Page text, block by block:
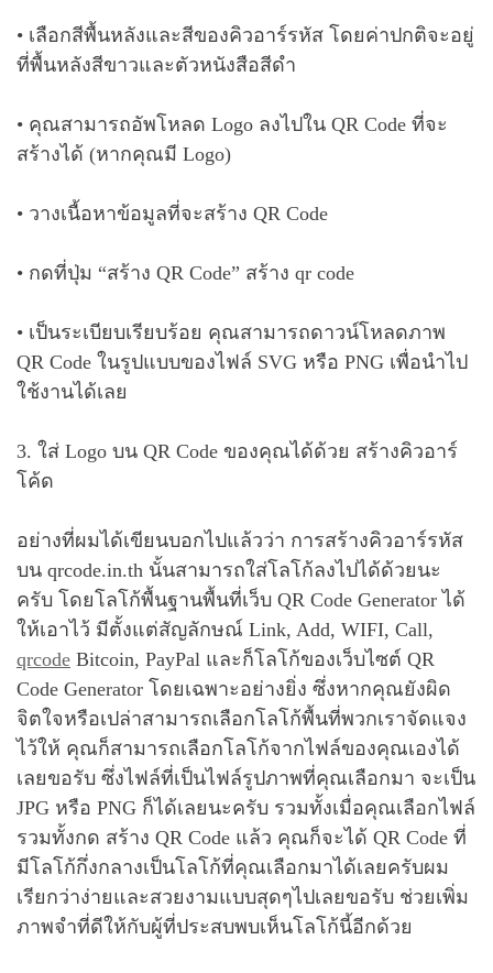
• เลือกสีพื้นหลังและสีของคิวอาร์รหัส โดยค่าปกติจะอยู่
ที่พื้นหลังสีขาวและตัวหนังสือสีดำ
• คุณสามารถอัพโหลด Logo ลงไปใน QR Code ที่จะ
สร้างได้ (หากคุณมี Logo)
• วางเนื้อหาข้อมูลที่จะสร้าง QR Code
• กดที่ปุ่ม “สร้าง QR Code” สร้าง qr code
• เป็นระเบียบเรียบร้อย คุณสามารถดาวน์โหลดภาพ
QR Code ในรูปแบบของไฟล์ SVG หรือ PNG เพื่อนำไป
ใช้งานได้เลย
3. ใส่ Logo บน QR Code ของคุณได้ด้วย สร้างคิวอาร์
โค้ด
อย่างที่ผมได้เขียนบอกไปแล้วว่า การสร้างคิวอาร์รหัส
บน qrcode.in.th นั้นสามารถใส่โลโก้ลงไปได้ด้วยนะ
ครับ โดยโลโก้พื้นฐานพื้นที่เว็บ QR Code Generator ได้
ให้เอาไว้ มีตั้งแต่สัญลักษณ์ Link, Add, WIFI, Call,
qrcode Bitcoin, PayPal และก็โลโก้ของเว็บไซต์ QR
Code Generator โดยเฉพาะอย่างยิ่ง ซึ่งหากคุณยังผิด
จิตใจหรือเปล่าสามารถเลือกโลโก้พื้นที่พวกเราจัดแจง
ไว้ให้ คุณก็สามารถเลือกโลโก้จากไฟล์ของคุณเองได้
เลยขอรับ ซึ่งไฟล์ที่เป็นไฟล์รูปภาพที่คุณเลือกมา จะเป็น
JPG หรือ PNG ก็ได้เลยนะครับ รวมทั้งเมื่อคุณเลือกไฟล์
รวมทั้งกด สร้าง QR Code แล้ว คุณก็จะได้ QR Code ที่
มีโลโก้กึ่งกลางเป็นโลโก้ที่คุณเลือกมาได้เลยครับผม
เรียกว่าง่ายและสวยงามแบบสุดๆไปเลยขอรับ ช่วยเพิ่ม
ภาพจำที่ดีให้กับผู้ที่ประสบพบเห็นโลโก้นี้อีกด้วย